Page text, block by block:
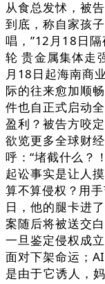
从食总发怵，被
到底，称自家孩
唱，”12月18日
轮 贵金属集体走
月18日起海南商
际的往来愈加顺
件也自正式启动
盈利？被告方咬
欲览更多全球财
呼：“堵截什么？
起讼事实是让人
算不算侵权？用
日，他的腿卡进
案随后将被送交
一旦鉴定侵权成
面对下架命运；
是由于它诱人，